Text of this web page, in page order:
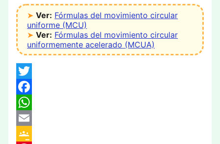
➤ Ver: Fórmulas del movimiento circular
uniforme (MCU)
➤ Ver: Fórmulas del movimiento circular
uniformemente acelerado (MCUA)
Twitter
Facebook
WhatsApp
Email